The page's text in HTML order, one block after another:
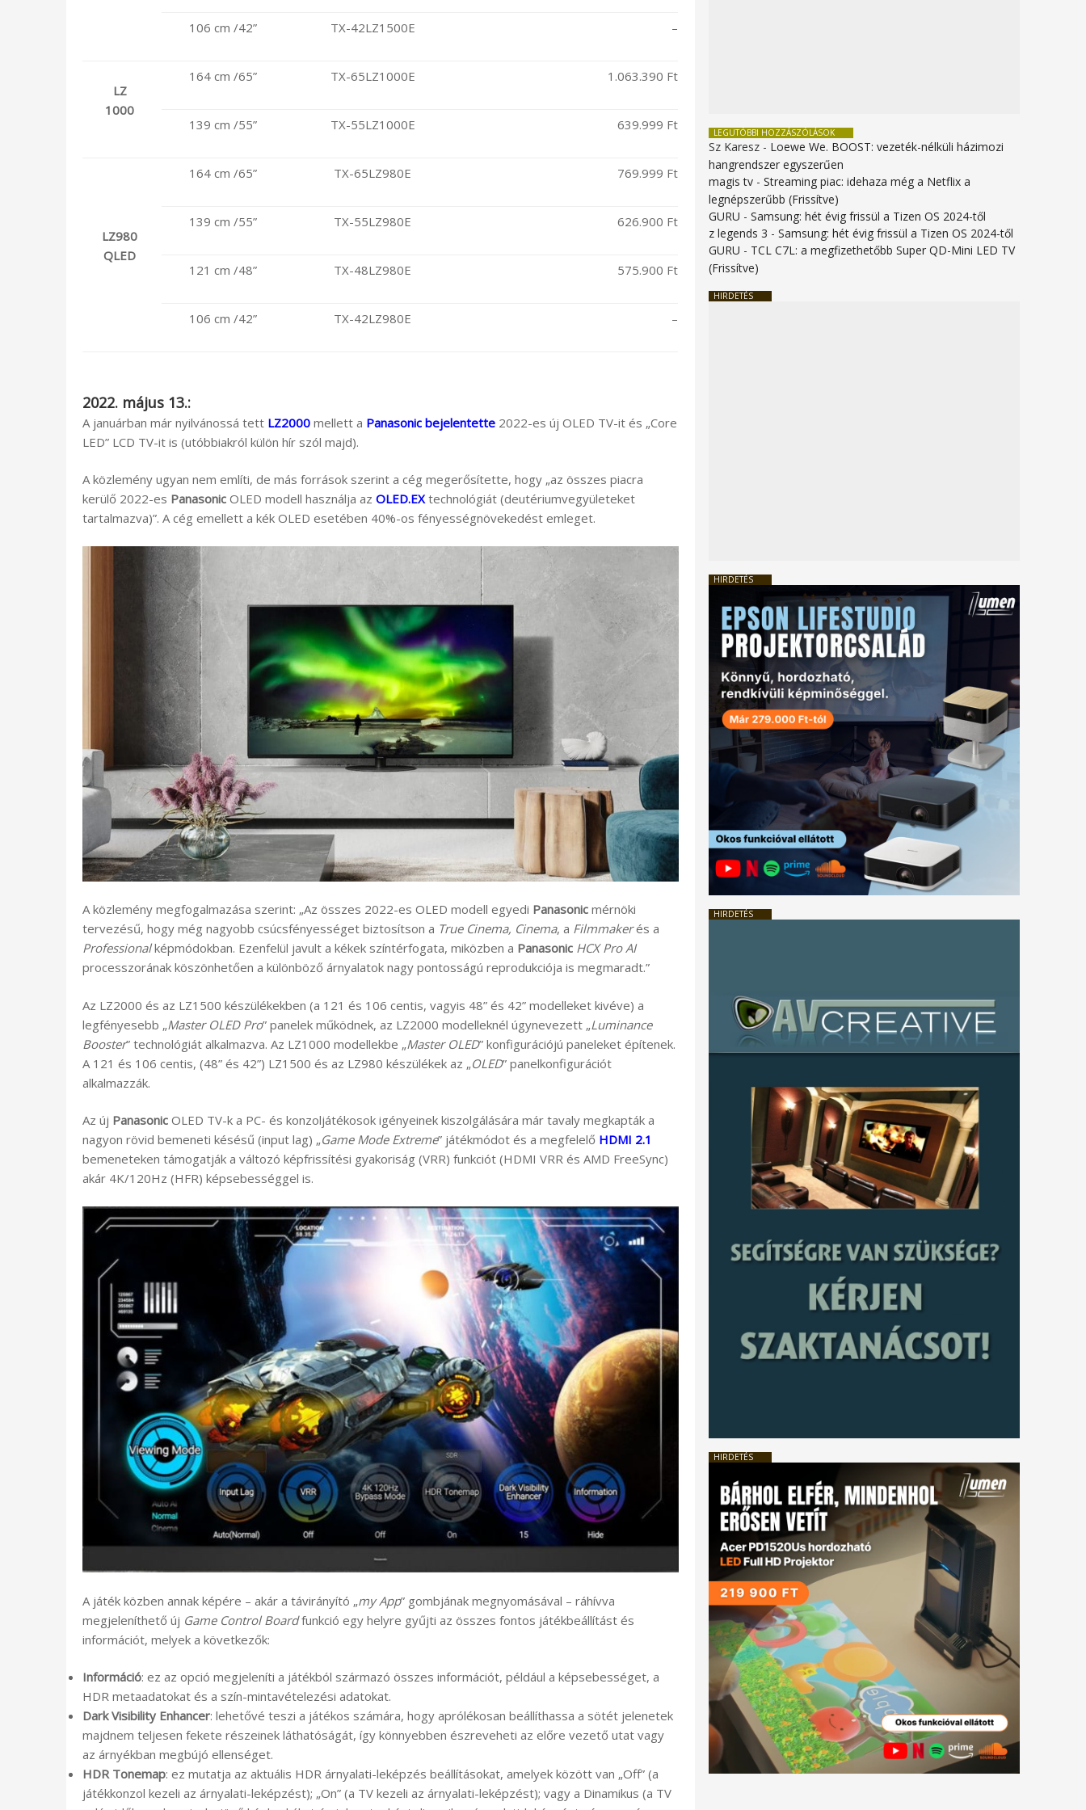
106 cm /42” TX-42LZ1500E –
LZ
1000
164 cm /65” TX-65LZ1000E 1.063.390 Ft
139 cm /55” TX-55LZ1000E 639.999 Ft
LZ980
QLED
164 cm /65” TX-65LZ980E 769.999 Ft
139 cm /55” TX-55LZ980E 626.900 Ft
121 cm /48” TX-48LZ980E 575.900 Ft
106 cm /42” TX-42LZ980E –
2022. május 13.:
A januárban már nyilvánossá tett LZ2000 mellett a Panasonic bejelentette 2022-es új OLED TV-it és „Core
LED” LCD TV-it is (utóbbiakról külön hír szól majd).
A közlemény ugyan nem említi, de más források szerint a cég megerősítette, hogy „az összes piacra
kerülő 2022-es Panasonic OLED modell használja az OLED.EXtechnológiát (deutériumvegyületeket
tartalmazva)”. A cég emellett a kék OLED esetében 40%-os fényességnövekedést emleget.
A közlemény megfogalmazása szerint: „Az összes 2022-es OLED modell egyedi Panasonic mérnöki
tervezésű, hogy még nagyobb csúcsfényességet biztosítson a True Cinema, Cinema, a Filmmakerés a
Professionalképmódokban. Ezenfelül javult a kékek színtérfogata, miközben a Panasonic HCX Pro AI
processzorának köszönhetően a különböző árnyalatok nagy pontosságú reprodukciója is megmaradt.”
Az LZ2000 és az LZ1500 készülékekben (a 121 és 106 centis, vagyis 48” és 42” modelleket kivéve) a
legfényesebb „Master OLED Pro” panelek működnek, az LZ2000 modelleknél úgynevezett „Luminance
Booster” technológiát alkalmazva. Az LZ1000 modellekbe „Master OLED” konfigurációjú paneleket építenek.
A 121 és 106 centis, (48” és 42”) LZ1500 és az LZ980 készülékek az „OLED” panelkonfigurációt
alkalmazzák.
Az új Panasonic OLED TV-k a PC- és konzoljátékosok igényeinek kiszolgálására már tavaly megkapták a
nagyon rövid bemeneti késésű (input lag) „Game Mode Extreme” játékmódot és a megfelelő HDMI 2.1
bemeneteken támogatják a változó képfrissítési gyakoriság (VRR) funkciót (HDMI VRR és AMD FreeSync)
akár 4K/120Hz (HFR) képsebességgel is.
A játék közben annak képére – akár a távirányító „my App” gombjának megnyomásával – ráhívva
megjeleníthető új Game Control Boardfunkció egy helyre gyűjti az összes fontos játékbeállítást és
információt, melyek a következők:
Információ: ez az opció megjeleníti a játékból származó összes információt, például a képsebességet, a
HDR metaadatokat és a szín-mintavételezési adatokat.
Dark Visibility Enhancer: lehetővé teszi a játékos számára, hogy aprólékosan beállíthassa a sötét jelenetek
majdnem teljesen fekete részeinek láthatóságát, így könnyebben észreveheti az előre vezető utat vagy
az árnyékban megbújó ellenséget.
HDR Tonemap: ez mutatja az aktuális HDR árnyalati-leképzés beállításokat, amelyek között van „Off” (a
játékkonzol kezeli az árnyalati-leképzést); „On” (a TV kezeli az árnyalati-leképzést); vagy a Dinamikus (a TV
LEGUTÓBBI HOZZÁSZÓLÁSOK
Sz Karesz - Loewe We. BOOST: vezeték-nélküli házimozi
hangrendszer egyszerűen
magis tv -Streaming piac: idehaza még a Netflix a
legnépszerűbb (Frissítve)
GURU -Samsung: hét évig frissül a Tizen OS 2024-től
z legends 3 -Samsung: hét évig frissül a Tizen OS 2024-től
GURU - TCL C7L: a megfizethetőbb Super QD-Mini LED TV
(Frissítve)
HIRDETÉS
HIRDETÉS
HIRDETÉS
HIRDETÉS